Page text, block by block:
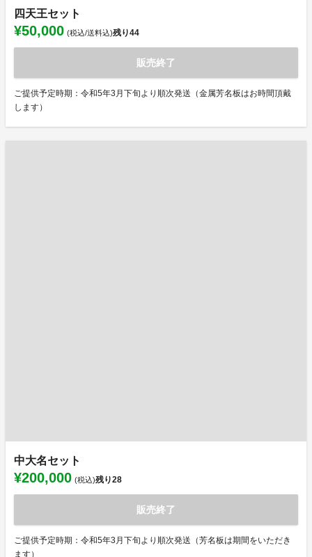
四天王セット
¥50,000 (税込/送料込)残り44
販売終了
ご提供予定時期：令和5年3月下旬より順次発送（金属芳名板はお時間頂戴
します）
中大名セット
¥200,000 (税込)残り28
販売終了
ご提供予定時期：令和5年3月下旬より順次発送（芳名板は期間をいただき
ます）